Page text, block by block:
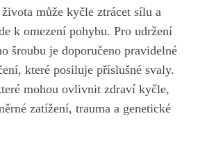
života ​může kyčle ​ztrácet sílu⁢ a
k ⁣omezení pohybu. Pro ⁤udržení
šroubu je doporučeno pravidelné⁣
které posiluje příslušné‍ svaly.
mohou ovlivnit⁢ zdraví kyčle,
zatížení, trauma a⁢ genetické